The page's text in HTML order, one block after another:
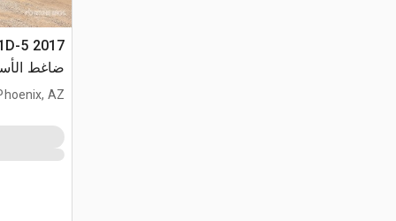
ضاغط الأسطوانة الناعمة
AZ